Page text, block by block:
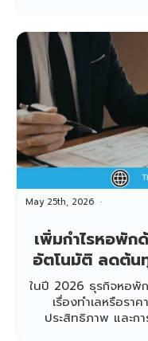
เพิ่มกำไรหอพัก
อัตโนมัติ ลดต้น
โตแบบ
May 25th, 2026
ในปี 2026 ธุรกิจหอพั
เรื่องทำเลหรือรา
ประสิทธิภาพ และก